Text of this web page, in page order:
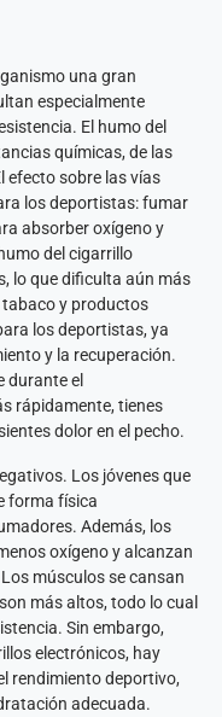
una gran
especialmente
El humo del
químicas, de las
efecto sobre las vías
los deportistas: fumar
absorber oxígeno y
del cigarrillo
lo que dificulta aún más
tabaco y productos
los deportistas, ya
y la recuperación.
durante el
rápidamente, tienes
dolor en el pecho.
Los jóvenes que
forma física
Además, los
oxígeno y alcanzan
músculos se cansan
más altos, todo lo cual
Sin embargo,
electrónicos, hay
rendimiento deportivo,
adecuada.